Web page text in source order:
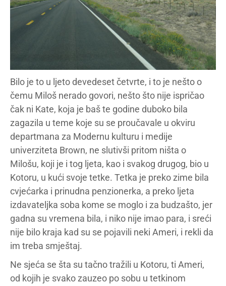
Bilo je to u ljeto devedeset četvrte, i to je nešto o
čemu Miloš nerado govori, nešto što nije ispričao
čak ni Kate, koja je baš te godine duboko bila
zagazila u teme koje su se proučavale u okviru
departmana za Modernu kulturu i medije
univerziteta Brown, ne slutivši pritom ništa o
Milošu, koji je i tog ljeta, kao i svakog drugog, bio u
Kotoru, u kući svoje tetke. Tetka je preko zime bila
cvjećarka i prinudna penzionerka, a preko ljeta
izdavateljka soba kome se moglo i za budzašto, jer
gadna su vremena bila, i niko nije imao para, i sreći
nije bilo kraja kad su se pojavili neki Ameri, i rekli da
im treba smještaj.
Ne sjeća se šta su tačno tražili u Kotoru, ti Ameri,
od kojih je svako zauzeo po sobu u tetkinom